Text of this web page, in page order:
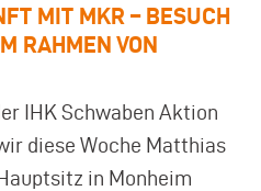
MIT MKR – BESUCH
RAHMEN VON
IHK Schwaben Aktion
diese Woche Matthias
in Monheim